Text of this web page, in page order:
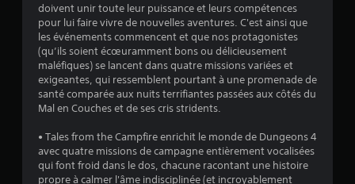
é
t
o
i
l
e
doivent unir toute leur puissance et leurs compétences
pour lui faire vivre de nouvelles aventures. C'est ainsi que
les événements commencent et que nos protagonistes
(qu’ils soient écœuramment bons ou délicieusement
maléfiques) se lancent dans quatre missions variées et
exigeantes, qui ressemblent pourtant à une promenade de
santé comparée aux nuits terrifiantes passées aux côtés du
Mal en Couches et de ses cris stridents.
• Tales from the Campfire enrichit le monde de Dungeons 4
avec quatre missions de campagne entièrement vocalisées
qui font froid dans le dos, chacune racontant une histoire
propre à calmer l'âme indisciplinée (et incroyablement